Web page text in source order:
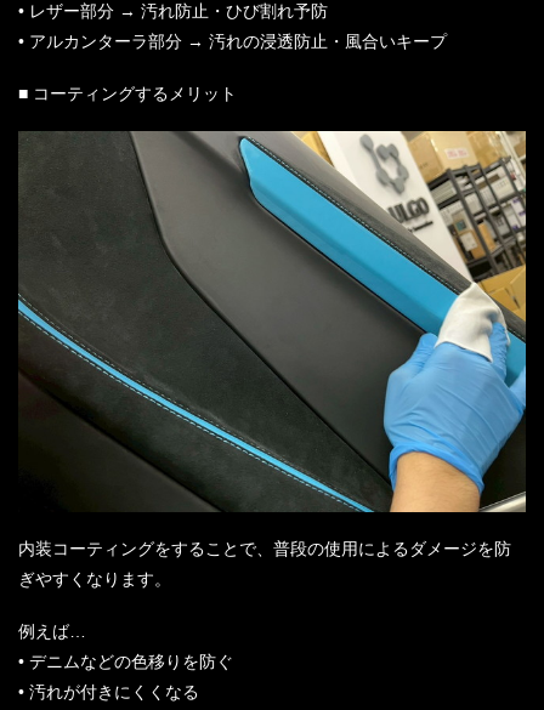
• レザー部分 → 汚れ防止・ひび割れ予防
• アルカンターラ部分 → 汚れの浸透防止・風合いキープ
■ コーティングするメリット
内装コーティングをすることで、普段の使用によるダメージを防
ぎやすくなります。
例えば…
• デニムなどの色移りを防ぐ
• 汚れが付きにくくなる